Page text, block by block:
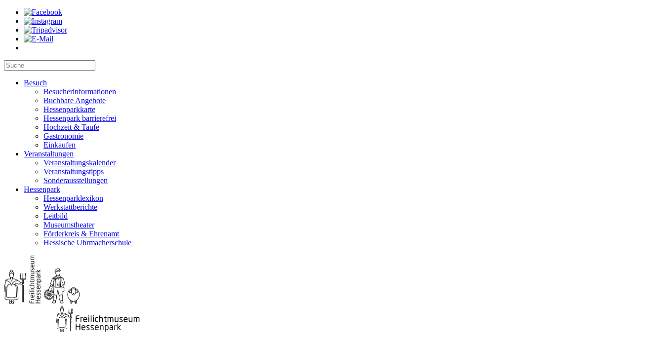
Besuch
Besucherinformationen
Buchbare Angebote
Hessenparkkarte
Hessenpark barrierefrei
Hochzeit & Taufe
Gastronomie
Einkaufen
Veranstaltungen
Veranstaltungskalender
Veranstaltungstipps
Sonderausstellungen
Hessenpark
Hessenparklexikon
Werkstattberichte
Leitbild
Museumstheater
Förderkreis & Ehrenamt
Hessische Uhrmacherschule